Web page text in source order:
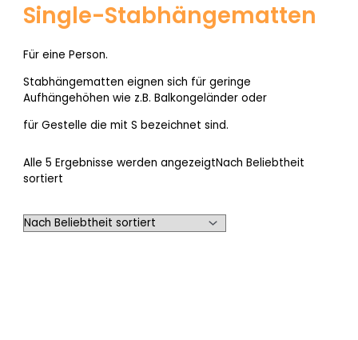
Single-Stabhängematten
Für eine Person.
Stabhängematten eignen sich für geringe
Aufhängehöhen wie z.B. Balkongeländer oder
für Gestelle die mit S bezeichnet sind.
Alle 5 Ergebnisse werden angezeigtNach Beliebtheit
sortiert